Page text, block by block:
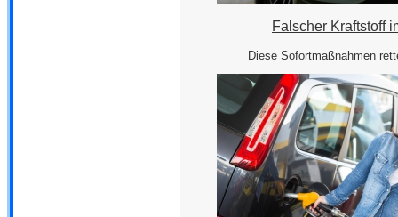
Falscher Kraftstoff
Diese Sofortmaßnahmen